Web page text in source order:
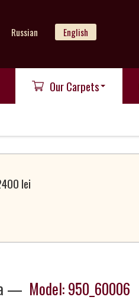
Russian English
Our Carpets
lei
— Model: 950_60006